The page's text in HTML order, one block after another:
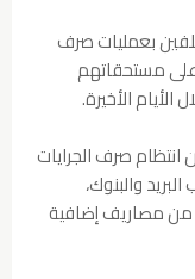
بعمليات صرف
مستحقاتهم
الأخيرة.
صرف الجرايات
والبنوك،
من مصاريف إضافية